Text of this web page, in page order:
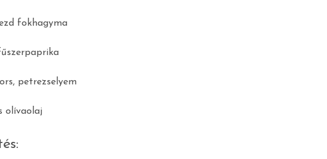
fokhagyma
petrezselyem
olívaolaj